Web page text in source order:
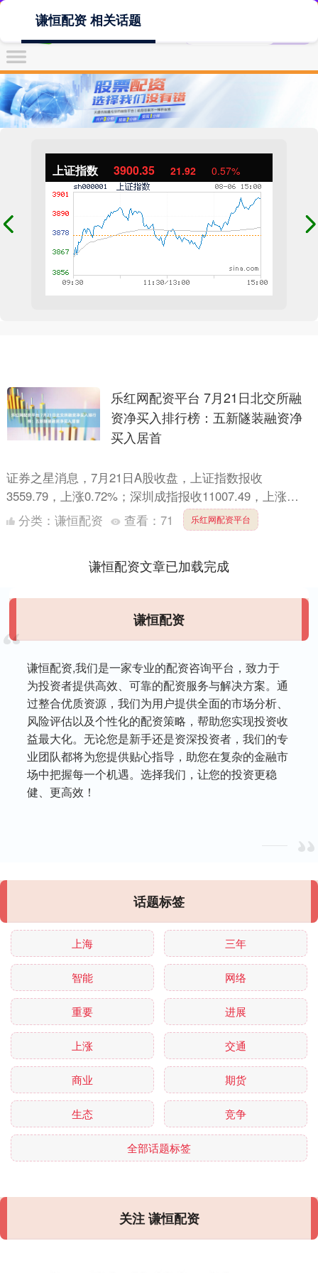
上证指数 3900.35 21.92 0.57%
谦恒配资 相关话题
乐红网配资平台 7月21日北交所融
资净买入排行榜：五新隧装融资净
买入居首
证券之星消息，7月21日A股收盘，上证指数报收
3559.79，上涨0.72%；深圳成指报收11007.49，上涨
0.86%。 北交所融资融券余额为60.81亿元....
分类： 谦恒配资 查看： 71 乐红网配资平台
谦恒配资文章已加载完成
谦恒配资
谦恒配资,我们是一家专业的配资咨询平台，致力于
为投资者提供高效、可靠的配资服务与解决方案。通
过整合优质资源，我们为用户提供全面的市场分析、
风险评估以及个性化的配资策略，帮助您实现投资收
益最大化。无论您是新手还是资深投资者，我们的专
业团队都将为您提供贴心指导，助您在复杂的金融市
场中把握每一个机遇。选择我们，让您的投资更稳
健、更高效！
话题标签
上海 三年
智能 网络
重要 进展
上涨 交通
商业 期货
生态 竞争
全部话题标签
关注 谦恒配资